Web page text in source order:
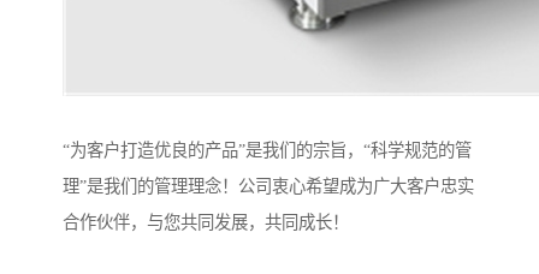
“为客户打造优良的产品”是我们的宗旨，“科学规范的管
理”是我们的管理理念！公司衷心希望成为广大客户忠实
合作伙伴，与您共同发展，共同成长！